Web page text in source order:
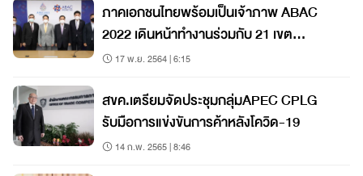
ภาคเอกชนไทยพร้อมเป็นเจ้าภาพ ABAC
2022 เดินหน้าทำงานร่วมกับ 21 เขต
เศรษฐกิจ
17 พ.ย. 2564 | 6:15
สขค.เตรียมจัดประชุมกลุ่มAPEC CPLG
รับมือการแข่งขันการค้าหลังโควิด-19
14 ก.พ. 2565 | 8:46